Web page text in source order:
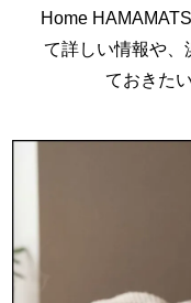
Home
て詳しい情報や、
ておきた